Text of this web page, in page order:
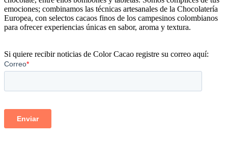
emociones; combinamos las técnicas artesanales de la Chocolatería
Europea, con selectos cacaos finos de los campesinos colombianos
para ofrecer experiencias únicas en sabor, aroma y textura.
Si quiere recibir noticias de Color Cacao registre su correo aquí: